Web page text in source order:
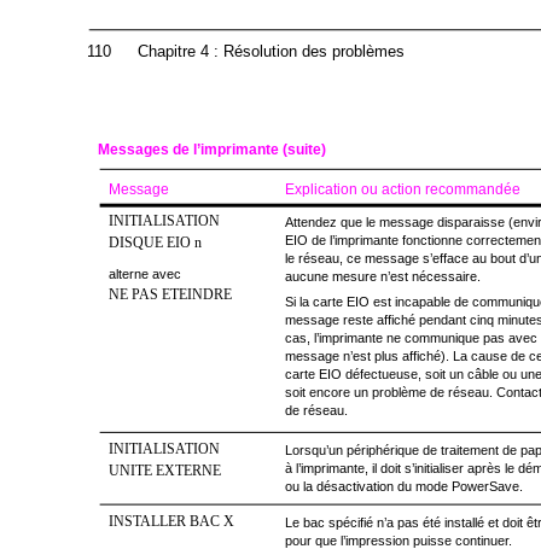
110 Chapitre 4 : Résolution des problèmes
INITIALISATION
DISQUE EIO n
alterne avec
NE PAS ETEINDRE
Attendez que le message disparaisse
EIO de l’imprimante fonctionne
le réseau, ce message s’efface au bout
aucune mesure n’est nécessaire.
Si la carte EIO est incapable de
message reste affiché pendant cinq
cas, l’imprimante ne communique pas
message n’est plus affiché). La cause de
carte EIO défectueuse, soit un câble ou
soit encore un problème de réseau.
de réseau.
INITIALISATION
UNITE EXTERNE
Lorsqu’un périphérique de traitement de
à l’imprimante, il doit s’initialiser après le
ou la désactivation du mode PowerSave.
INSTALLER BAC X
Le bac spécifié n’a pas été installé et doit
pour que l’impression puisse continuer.
Messages de l’imprimante (suite)
Message Explication ou action recommandée